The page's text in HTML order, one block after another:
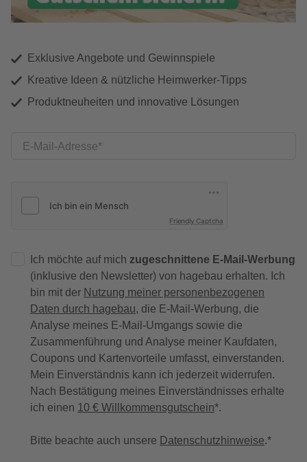
Exklusive Angebote und Gewinnspiele
Kreative Ideen & nützliche Heimwerker-Tipps
Produktneuheiten und innovative Lösungen
E-Mail-Adresse
Friendly Captcha
Ich möchte auf mich zugeschnittene E-Mail-Werbung
(inklusive den Newsletter) von hagebau erhalten. Ich
bin mit der Nutzung meiner personenbezogenen
Daten durch hagebau, die E-Mail-Werbung, die
Analyse meines E-Mail-Umgangs sowie die
Zusammenführung und Analyse meiner Kaufdaten,
Coupons und Kartenvorteile umfasst, einverstanden.
Mein Einverständnis kann ich jederzeit widerrufen.
Nach Bestätigung meines Einverständnisses erhalte
ich einen 10 € Willkommensgutschein*.
Bitte beachte auch unsere Datenschutzhinweise.